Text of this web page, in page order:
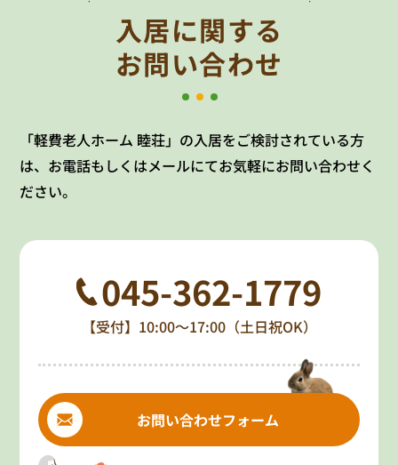
入居に関する
お問い合わせ
「軽費老人ホーム 睦荘」の入居をご検討されている方
は、お電話もしくはメールにてお気軽にお問い合わせく
ださい。
045-362-1779
【受付】10:00～17:00（土日祝OK）
お問い合わせフォーム